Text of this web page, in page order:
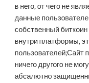
в него, от чего не
данные
собственный
внутри платформы,
пользователей;Сайт
ничего другого не
абсалютно